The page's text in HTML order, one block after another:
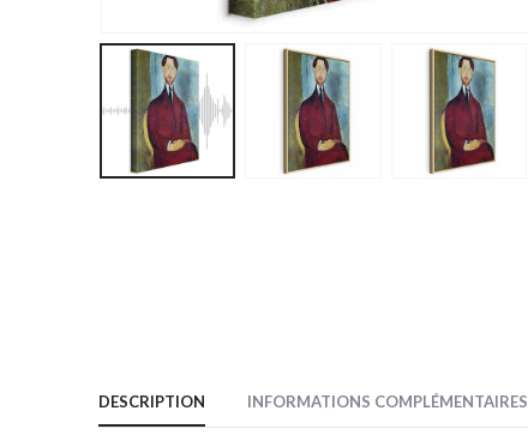
DESCRIPTION INFORMATIONS COMPLÉMENTAIRES